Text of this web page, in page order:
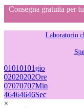
Consegna gratuita per
Laboratorio
01010101 gio
02020202Ore
07070707Min
46464646Sec
×